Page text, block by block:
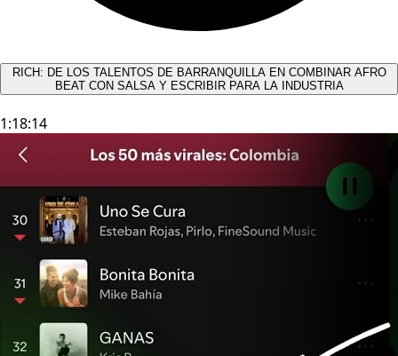
RICH: DE LOS TALENTOS DE BARRANQUILLA EN COMBINAR AFRO
BEAT CON SALSA Y ESCRIBIR PARA LA INDUSTRIA
1:18:14